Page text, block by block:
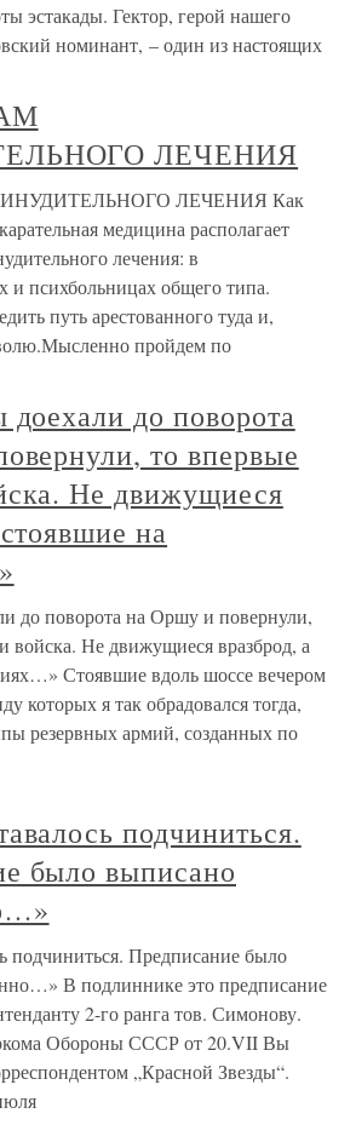
эстакады. Гектор, герой нашего
номинант, – один из настоящих
ЛЕЧЕНИЯ
ЛЕЧЕНИЯ Как
медицина располагает
лечения: в
и психбольницах общего типа.
путь арестованного туда и,
пройдем по
до поворота
то впервые
Не движущиеся
на
до поворота на Оршу и повернули,
войска. Не движущиеся вразброд, а
Стоявшие вдоль шоссе вечером
которых я так обрадовался тогда,
резервных армий, созданных по
подчиниться.
было выписано
подчиниться. Предписание было
В подлиннике это предписание
2-го ранга тов. Симонову.
Обороны СССР от 20.VII Вы
„Красной Звезды“.